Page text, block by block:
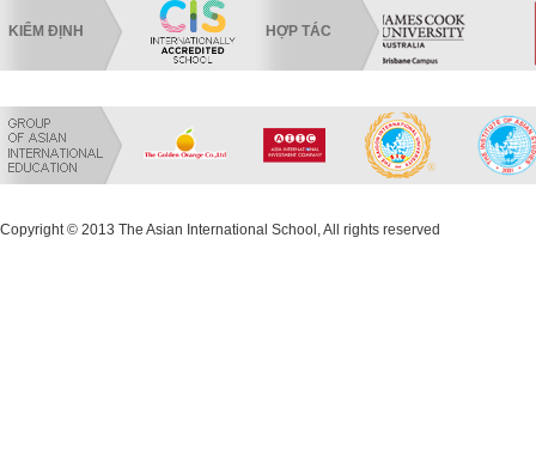
KIỂM ĐỊNH HỢP TÁC
Copyright © 2013 The Asian International School, All rights reserved